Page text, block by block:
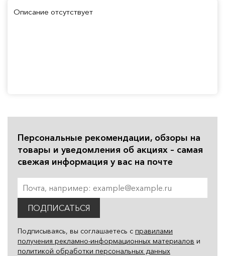
Описание отсутствует
Персональные рекомендации, обзоры на
товары и уведомления об акциях – самая
свежая информация у вас на почте
ПОДПИСАТЬСЯ
Подписываясь, вы соглашаетесь с правилами
получения рекламно-информационных материалов и
политикой обработки персональных данных